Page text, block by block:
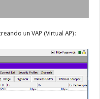
un VAP (Virtual AP):